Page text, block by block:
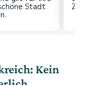
Stadt
Kein